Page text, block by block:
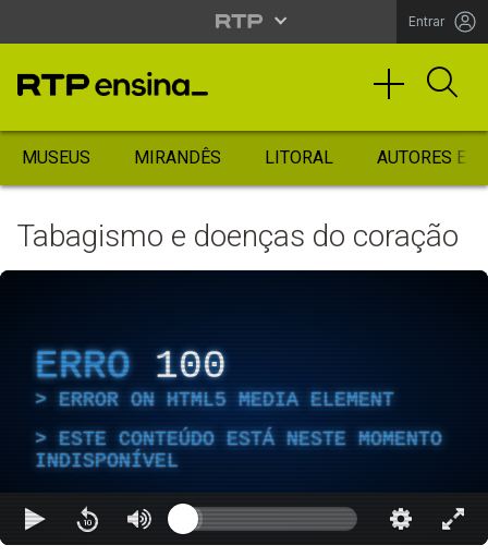
Entrar
MUSEUS MIRANDÊS LITORAL AUTORES
Tabagismo e doenças do coração
ERRO 100
ERROR ON HTML5 MEDIA ELEMENT
ESTE CONTEÚDO ESTÁ NESTE MOMENTO
INDISPONÍVEL